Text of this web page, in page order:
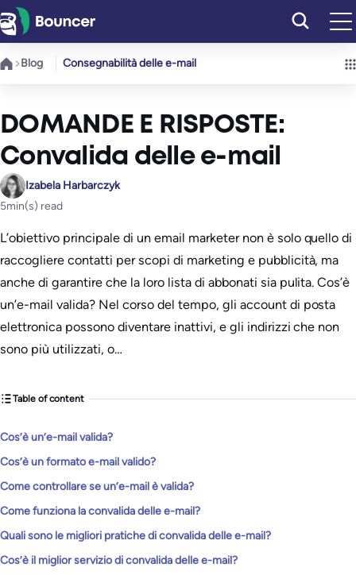
Vai
al
contenuto
Blog Consegnabilità delle e-mail
DOMANDE E RISPOSTE:
Convalida delle e-mail
Izabela Harbarczyk
5min(s) read
L’obiettivo principale di un email marketer non è solo quello di
raccogliere contatti per scopi di marketing e pubblicità, ma
anche di garantire che la loro lista di abbonati sia pulita. Cos’è
un’e-mail valida? Nel corso del tempo, gli account di posta
elettronica possono diventare inattivi, e gli indirizzi che non
sono più utilizzati, o…
Table of content
Cos’è un’e-mail valida?
Cos’è un formato e-mail valido?
Come controllare se un’e-mail è valida?
Come funziona la convalida delle e-mail?
Quali sono le migliori pratiche di convalida delle e-mail?
Cos’è il miglior servizio di convalida delle e-mail?